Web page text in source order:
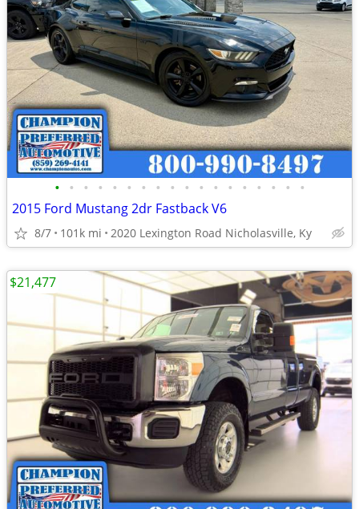
• • • • • • • • • • • • • • • • • •
2015 Ford Mustang 2dr Fastback V6
8/7 101k mi 2020 Lexington Road Nicholasville, Ky
$21,477